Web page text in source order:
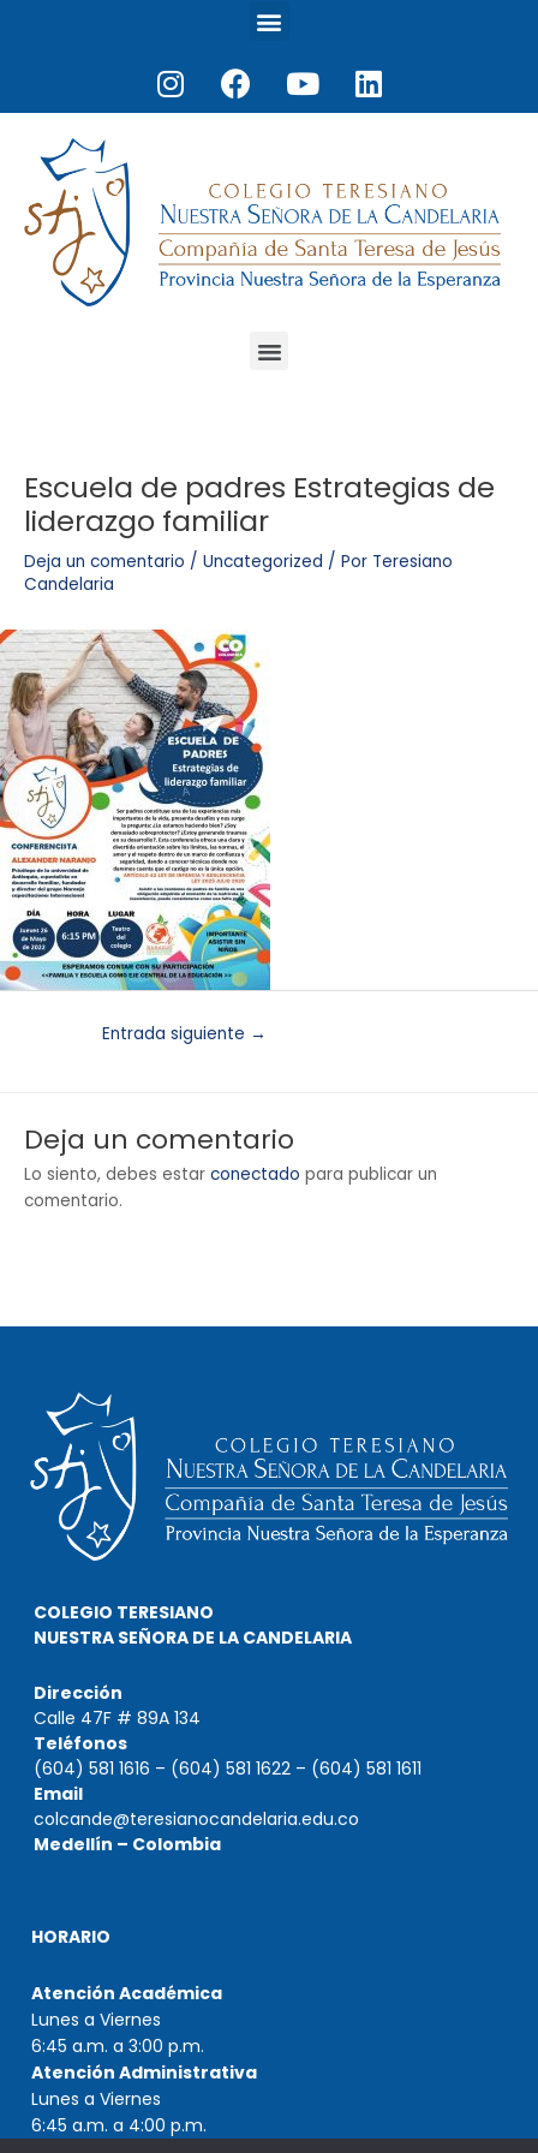
Menu
Instagram
Facebook
YoutubeLinkedin
Menu
Escuela de padres Estrategias de
liderazgo familiar
Deja un comentario / Uncategorized / Por Teresiano
Candelaria
Entrada siguiente →
Deja un comentario
Lo siento, debes estar conectado para publicar un
comentario.
COLEGIO TERESIANO
NUESTRA SEÑORA DE LA CANDELARIA
Dirección
Calle 47F # 89A 134
Teléfonos
(604) 581 1616 – (604) 581 1622 – (604) 581 1611
Email
colcande@teresianocandelaria.edu.co
Medellín – Colombia
HORARIO
Atención Académica
Lunes a Viernes
6:45 a.m. a 3:00 p.m.
Atención Administrativa
Lunes a Viernes
6:45 a.m. a 4:00 p.m.